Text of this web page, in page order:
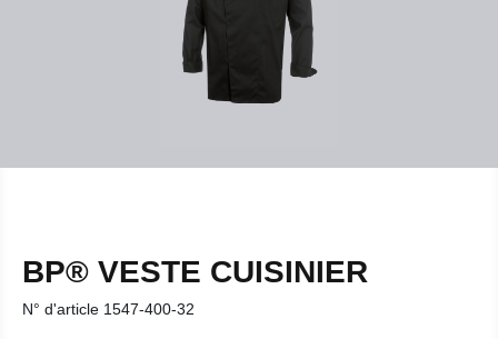
BP® VESTE CUISINIER
N° d'article 1547-400-32